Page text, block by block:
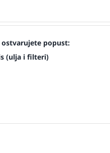
ostvarujete popust:
(ulja i filteri)